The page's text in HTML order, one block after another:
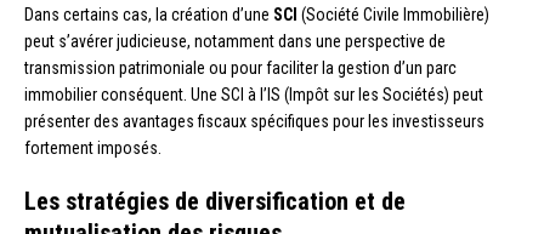
Dans certains cas, la création d’une SCI (Société Civile Immobilière)
peut s’avérer judicieuse, notamment dans une perspective de
transmission patrimoniale ou pour faciliter la gestion d’un parc
immobilier conséquent. Une SCI à l’IS (Impôt sur les Sociétés) peut
présenter des avantages fiscaux spécifiques pour les investisseurs
fortement imposés.
Les stratégies de diversification et de